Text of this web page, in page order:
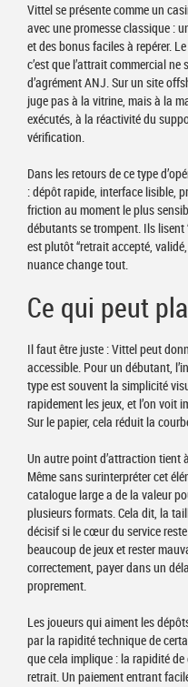
Vittel se présente comme un
avec une promesse classique :
et des bonus faciles à repérer.
c’est que l’attrait commercial
d’agrément ANJ. Sur un site
juge pas à la vitrine, mais à la
exécutés, à la réactivité du
vérification.
Dans les retours de ce type
: dépôt rapide, interface lisible,
friction au moment le plus
débutants se trompent. Ils lisent
est plutôt “retrait accepté,
nuance change tout.
Ce qui peut
Il faut être juste : Vittel peut
accessible. Pour un débutant,
type est souvent la simplicité
rapidement les jeux, et l’on voit
Sur le papier, cela réduit la
Un autre point d’attraction tient
Même sans surinterpréter cet
catalogue large a de la valeur
plusieurs formats. Cela dit, la
décisif si le cœur du service
beaucoup de jeux et rester
correctement, payer dans un
proprement.
Les joueurs qui aiment les
par la rapidité technique de
que cela implique : la rapidité
retrait. Un paiement entrant